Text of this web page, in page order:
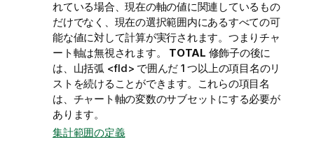
れている場合、現在の軸の値に関連しているもの
だけでなく、現在の選択範囲内にあるすべての可
能な値に対して計算が実行されます。つまりチャ
ート軸は無視されます。 TOTAL 修飾子の後に
は、山括弧 <fld> で囲んだ 1 つ以上の項目名のリ
ストを続けることができます。これらの項目名
は、チャート軸の変数のサブセットにする必要が
あります。
集計範囲の定義